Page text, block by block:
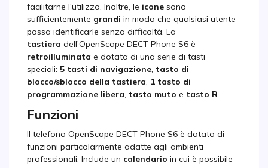
facilitarne l'utilizzo. Inoltre, le icone sono
sufficientemente grandi in modo che qualsiasi utente
possa identificarle senza difficoltà. La
tastiera dell'OpenScape DECT Phone S6 è
retroilluminata e dotata di una serie di tasti
speciali: 5 tasti di navigazione tasto di
blocco/sblocco della tastiera 1 tasto di
programmazione libera tasto muto e tasto R
Funzioni
Il telefono OpenScape DECT Phone S6 è dotato di
funzioni particolarmente adatte agli ambienti
professionali. Include un calendario in cui è possibile